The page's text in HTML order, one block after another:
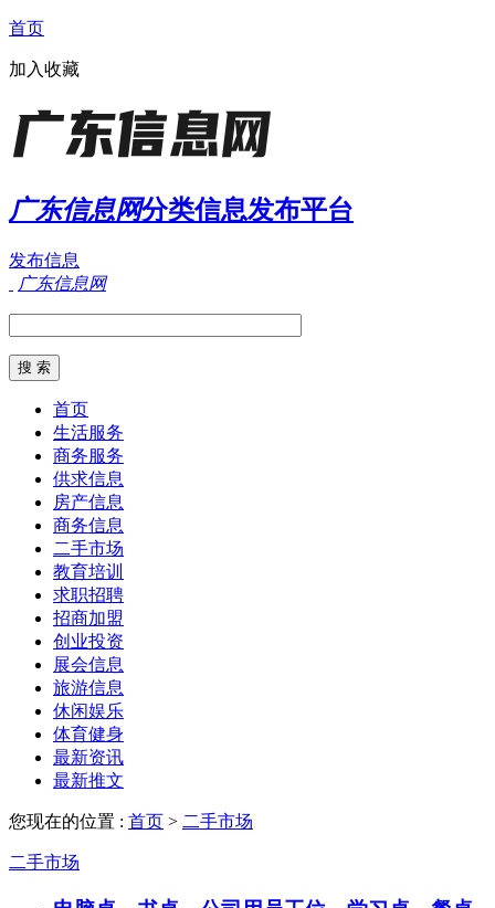
首页
加入收藏
广东信息网分类信息发布平台
发布信息
广东信息网
首页
生活服务
商务服务
供求信息
房产信息
商务信息
二手市场
教育培训
求职招聘
招商加盟
创业投资
展会信息
旅游信息
休闲娱乐
体育健身
最新资讯
最新推文
您现在的位置 : 首页 > 二手市场
二手市场